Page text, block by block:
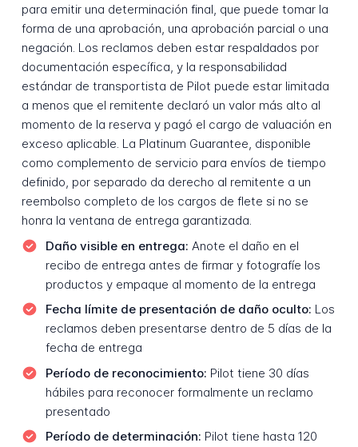
para emitir una determinación final, que puede tomar la
forma de una aprobación, una aprobación parcial o una
negación. Los reclamos deben estar respaldados por
documentación específica, y la responsabilidad
estándar de transportista de Pilot puede estar limitada
a menos que el remitente declaró un valor más alto al
momento de la reserva y pagó el cargo de valuación en
exceso aplicable. La Platinum Guarantee, disponible
como complemento de servicio para envíos de tiempo
definido, por separado da derecho al remitente a un
reembolso completo de los cargos de flete si no se
honra la ventana de entrega garantizada.
Daño visible en entrega: Anote el daño en el
recibo de entrega antes de firmar y fotografíe los
productos y empaque al momento de la entrega
Fecha límite de presentación de daño oculto: Los
reclamos deben presentarse dentro de 5 días de la
fecha de entrega
Período de reconocimiento: Pilot tiene 30 días
hábiles para reconocer formalmente un reclamo
presentado
Período de determinación: Pilot tiene hasta 120